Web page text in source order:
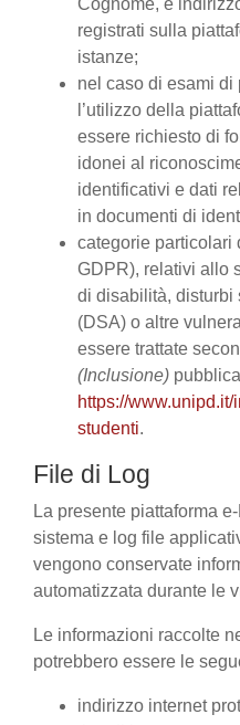
Cognome, e
registrati sulla
istanze;
nel caso di esami di
l’utilizzo della
essere richiesto di
idonei al
identificativi e dati
in documenti di
categorie particolari
GDPR), relativi allo
di disabilità, disturbi
(DSA) o altre
essere trattate
(Inclusione)
https://
studenti.
File di Log
La presente piattaforma
sistema e log file
vengono conservate
automatizzata durante le
Le informazioni raccolte
potrebbero essere le
indirizzo internet